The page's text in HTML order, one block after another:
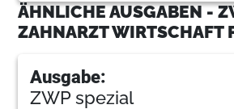
ÄHNLICHE AUSGABEN -
ZAHNARZT WIRTSCHAFT
Ausgabe:
ZWP spezial